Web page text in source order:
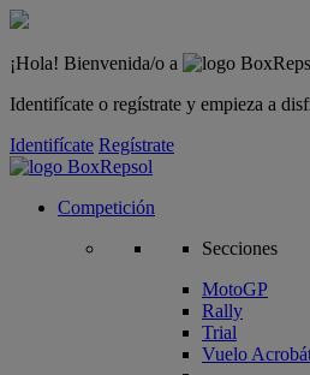
¡Hola! Bienvenida/o a
Identifícate o regístrate y empieza a
Identifícate Regístrate
Competición
Secciones
MotoGP
Rally
Trial
Vuelo